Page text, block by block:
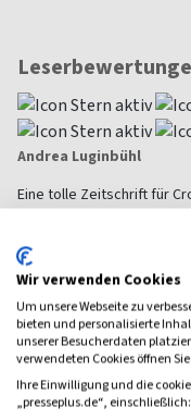
Andrea Luginbühl
Eine tolle Zeitschrift für
neuste Magazin wieder
Alle Leserbewertungen
1 Jahr
Bei einer Auswahl
Wir verwenden Cookies
Um unsere Webseite zu
bieten und personalisierte
unserer Besucherdaten
verwendeten Cookies öffnen
Ihre Einwilligung und die
„presseplus.de“,